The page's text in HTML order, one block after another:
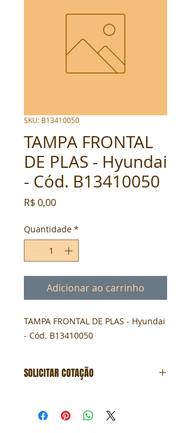
SKU: B13410050
TAMPA FRONTAL
DE PLAS - Hyundai
- Cód. B13410050
R$ 0,00Preço
Quantidade *
Adicionar ao carrinho
TAMPA FRONTAL DE PLAS - Hyundai
- Cód. B13410050
SOLICITAR COTAÇÃO